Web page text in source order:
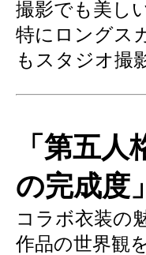
撮影でも美し
特にロングス
もスタジオ撮
「第五
の完成度」
コラボ衣装の
作品の世界観